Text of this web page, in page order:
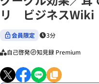
リ ビジネスWiki
会員限定 3分
自己啓発 知見録 Premium